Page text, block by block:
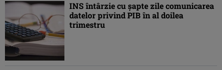
INS întârzie cu şapte zile comunicarea
datelor privind PIB în al doilea
trimestru